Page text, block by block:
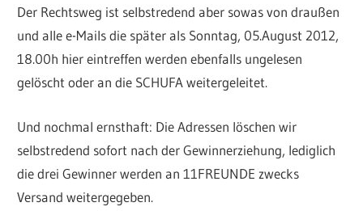
Der Rechtsweg ist selbstredend aber sowas von draußen
und alle e-Mails die später als Sonntag, 05.August 2012,
18.00h hier eintreffen werden ebenfalls ungelesen
gelöscht oder an die SCHUFA weitergeleitet.
Und nochmal ernsthaft: Die Adressen löschen wir
selbstredend sofort nach der Gewinnerziehung, lediglich
die drei Gewinner werden an 11FREUNDE zwecks
Versand weitergegeben.